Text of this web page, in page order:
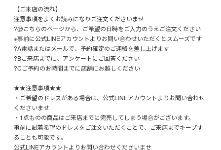
【ご来店の流れ】
注意事項をよくお読みになりご注文くださいませ
?@こちらのページから、ご希望の日時をご入力のうえご注文ください
※事前に公式LINEアカウントよりお問い合わせいただくとスムーズです
?A電話またはメールで、予約確定のご連絡を差し上げます
?Bご来店までに、アンケートにご回答ください
?Cご予約のお時間までに店舗にお越しください
★★注意事項★★
・ご希望のドレスがある場合は、公式LINEアカウントよりお問い合わせ
くださいませ
・1点ものの商品はご来店までに完売してしまう場合がございます。
事前に試着希望のドレスをご注文いただくことで、ご来店までキープす
ることも可能です。
公式LINEアカウントよりお問い合わせくださいませ